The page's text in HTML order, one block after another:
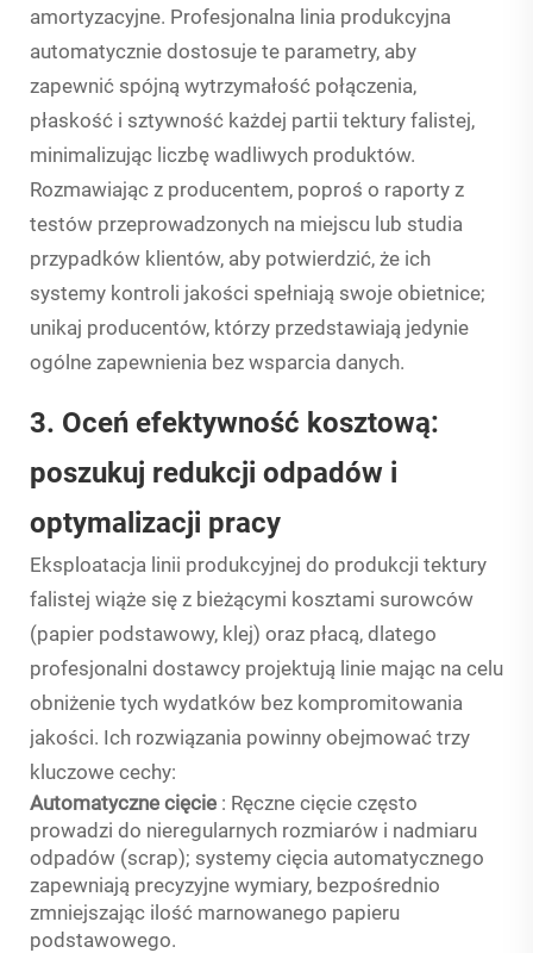
amortyzacyjne. Profesjonalna linia produkcyjna
automatycznie dostosuje te parametry, aby
zapewnić spójną wytrzymałość połączenia,
płaskość i sztywność każdej partii tektury falistej,
minimalizując liczbę wadliwych produktów.
Rozmawiając z producentem, poproś o raporty z
testów przeprowadzonych na miejscu lub studia
przypadków klientów, aby potwierdzić, że ich
systemy kontroli jakości spełniają swoje obietnice;
unikaj producentów, którzy przedstawiają jedynie
ogólne zapewnienia bez wsparcia danych.
3. Oceń efektywność kosztową:
poszukuj redukcji odpadów i
optymalizacji pracy
Eksploatacja linii produkcyjnej do produkcji tektury
falistej wiąże się z bieżącymi kosztami surowców
(papier podstawowy, klej) oraz płacą, dlatego
profesjonalni dostawcy projektują linie mając na celu
obniżenie tych wydatków bez kompromitowania
jakości. Ich rozwiązania powinny obejmować trzy
kluczowe cechy:
Automatyczne cięcie : Ręczne cięcie często
prowadzi do nieregularnych rozmiarów i nadmiaru
odpadów (scrap); systemy cięcia automatycznego
zapewniają precyzyjne wymiary, bezpośrednio
zmniejszając ilość marnowanego papieru
podstawowego.